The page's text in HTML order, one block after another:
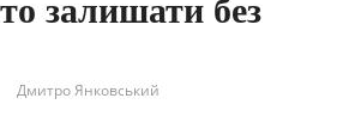
залишати без
Дмитро Янковський